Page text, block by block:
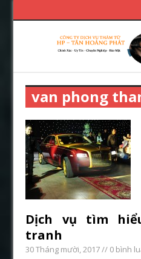
van phong
Dịch vụ tìm
tranh
30 Tháng mười, 2017// 0 bình